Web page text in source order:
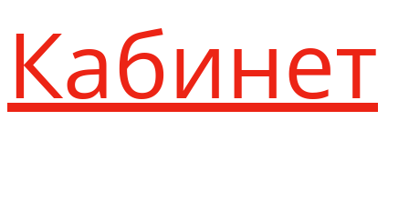
Кабинет